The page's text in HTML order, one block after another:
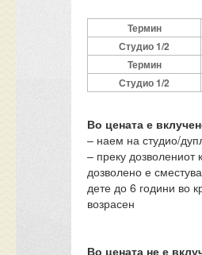
Термин
Студио 1/2
Термин
Студио 1/2
Во цената е
– наем на студио/
– преку дозволениот
дозволено е
дете до 6 години во
возрасен
Во цената не е